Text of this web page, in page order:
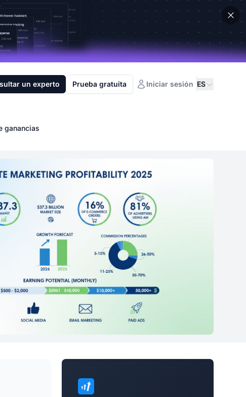
un experto Prueba gratuita Iniciar sesión ES
ganancias